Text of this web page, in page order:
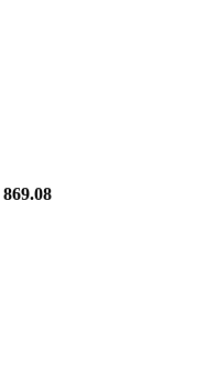
869.08